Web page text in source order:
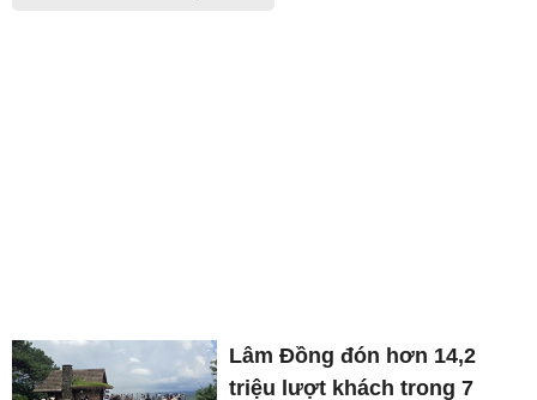
Lâm Đồng đón hơn 14,2
triệu lượt khách trong 7